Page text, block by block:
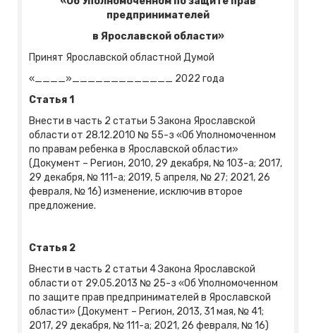
предпринимателей
в Ярославской области»
Принят Ярославской областной Думой
«____»_____________ 2022 года
Статья 1
Внести в часть 2 статьи 5 Закона Ярославской
области от 28.12.2010 № 55-з «Об Уполномоченном
по правам ребенка в Ярославской области»
(Документ – Регион, 2010, 29 декабря, № 103-а; 2017,
29 декабря, № 111-а; 2019, 5 апреля, № 27; 2021, 26
февраля, № 16) изменение, исключив второе
предложение.
Статья 2
Внести в часть 2 статьи 4 Закона Ярославской
области от 29.05.2013 № 25-з «Об Уполномоченном
по защите прав предпринимателей в Ярославской
области» (Документ – Регион, 2013, 31 мая, № 41;
2017, 29 декабря, № 111-а; 2021, 26 февраля, № 16)